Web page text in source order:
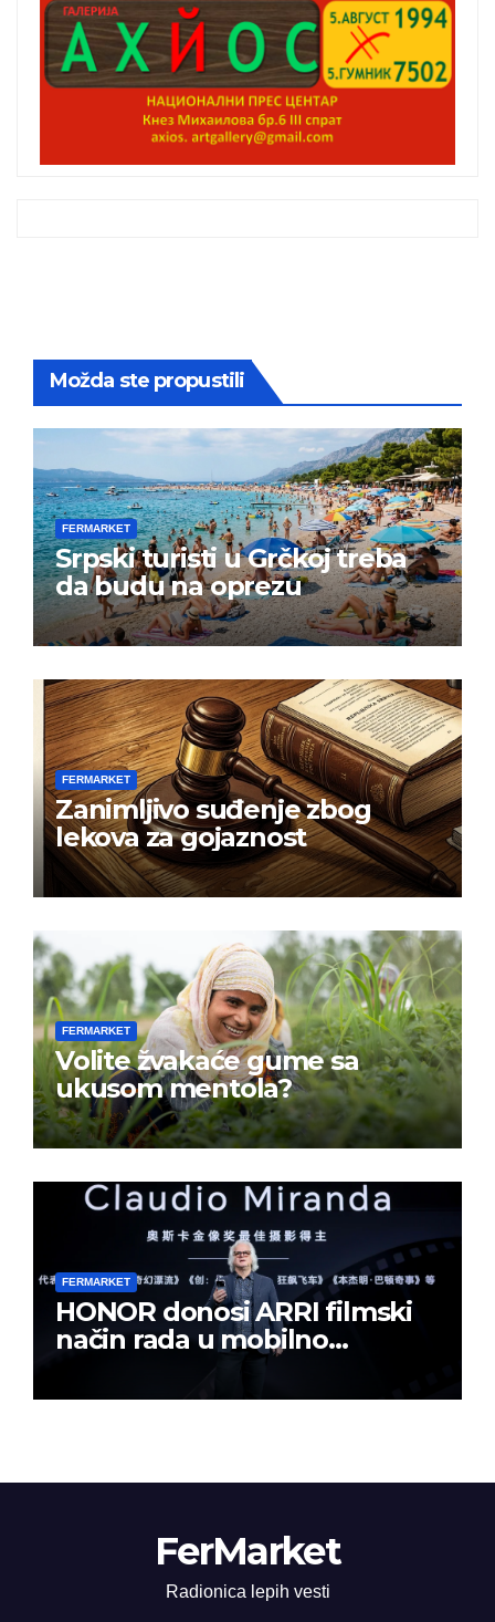
Možda ste propustili
FERMARKET
Srpski turisti u Grčkoj treba
da budu na oprezu
FERMARKET
Zanimljivo suđenje zbog
lekova za gojaznost
FERMARKET
Volite žvakaće gume sa
ukusom mentola?
FERMARKET
HONOR donosi ARRI filmski
način rada u mobilno
kreiranje sadržaja
FerMarket
Radionica lepih vesti